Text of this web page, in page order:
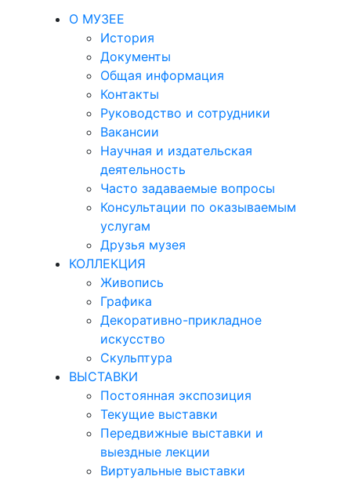
О МУЗЕЕ
История
Документы
Общая информация
Контакты
Руководство и сотрудники
Вакансии
Научная и издательская
деятельность
Часто задаваемые вопросы
Консультации по оказываемым
услугам
Друзья музея
КОЛЛЕКЦИЯ
Живопись
Графика
Декоративно-прикладное
искусство
Скульптура
ВЫСТАВКИ
Постоянная экспозиция
Текущие выставки
Передвижные выставки и
выездные лекции
Виртуальные выставки